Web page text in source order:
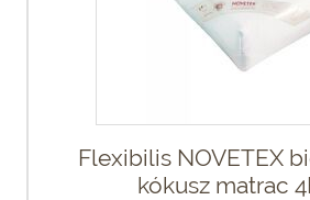
Flexibilis NOVETEX
kókusz matrac